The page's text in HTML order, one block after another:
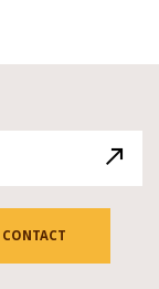
CONTACT